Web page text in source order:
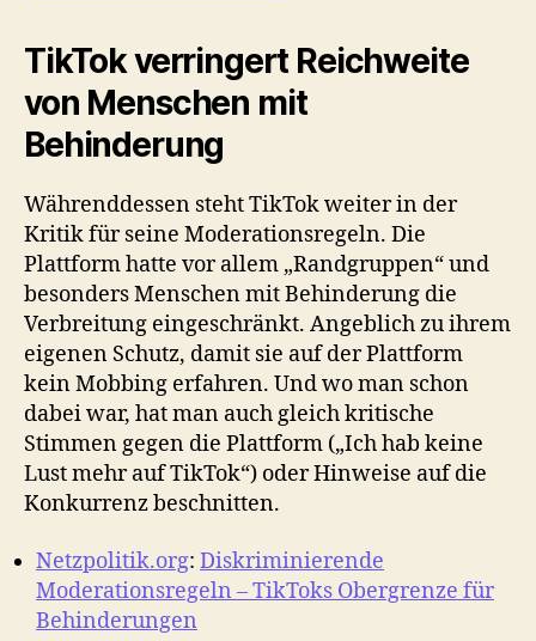
TikTok verringert Reichweite
von Menschen mit
Behinderung
Währenddessen steht TikTok weiter in der
Kritik für seine Moderationsregeln. Die
Plattform hatte vor allem „Randgruppen“ und
besonders Menschen mit Behinderung die
Verbreitung eingeschränkt. Angeblich zu ihrem
eigenen Schutz, damit sie auf der Plattform
kein Mobbing erfahren. Und wo man schon
dabei war, hat man auch gleich kritische
Stimmen gegen die Plattform („Ich hab keine
Lust mehr auf TikTok“) oder Hinweise auf die
Konkurrenz beschnitten.
Netzpolitik.org: Diskriminierende
Moderationsregeln – TikToks Obergrenze für
Behinderungen